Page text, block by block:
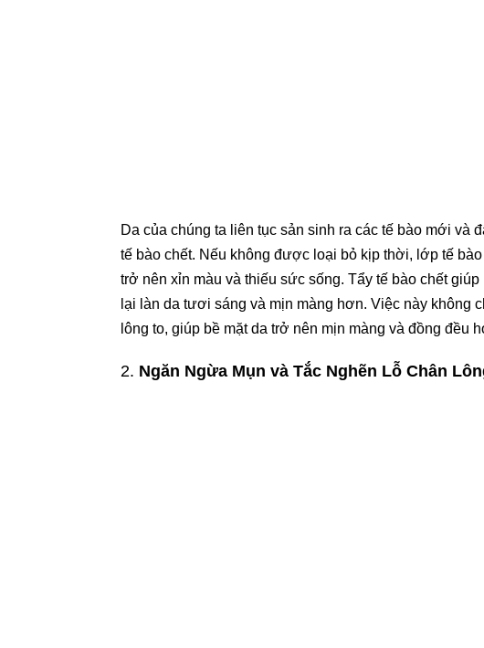
Da của chúng ta liên tục sản sinh ra các tế bào mới và
tế bào chết. Nếu không được loại bỏ kịp thời, lớp tế
trở nên xỉn màu và thiếu sức sống. Tẩy tế bào chết
lại làn da tươi sáng và mịn màng hơn. Việc này không
lông to, giúp bề mặt da trở nên mịn màng và đồng đều
2. Ngăn Ngừa Mụn và Tắc Nghẽn Lỗ Chân